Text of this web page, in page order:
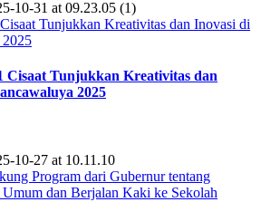
Tunjukkan Kreativitas dan Inovasi di
2025
Cisaat Tunjukkan Kreativitas dan
2025
Program dari Gubernur tentang
dan Berjalan Kaki ke Sekolah